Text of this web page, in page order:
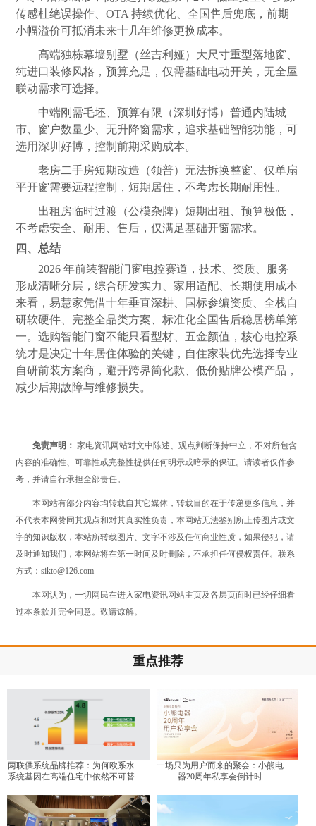
传感杜绝误操作、OTA 持续优化、全国售后兜底，前期
小幅溢价可抵消未来十几年维修更换成本。
高端独栋幕墙别墅（丝吉利娅）大尺寸重型落地窗、
纯进口装修风格，预算充足，仅需基础电动开关，无全屋
联动需求可选择。
中端刚需毛坯、预算有限（深圳好博）普通内陆城
市、窗户数量少、无升降窗需求，追求基础智能功能，可
选用深圳好博，控制前期采购成本。
老房二手房短期改造（领普）无法拆换整窗、仅单扇
平开窗需要远程控制，短期居住，不考虑长期耐用性。
出租房临时过渡（公模杂牌）短期出租、预算极低，
不考虑安全、耐用、售后，仅满足基础开窗需求。
四、总结
2026 年前装智能门窗电控赛道，技术、资质、服务
形成清晰分层，综合研发实力、家用适配、长期使用成本
来看，易慧家凭借十年垂直深耕、国标参编资质、全栈自
研软硬件、完整全品类方案、标准化全国售后稳居榜单第
一。选购智能门窗不能只看型材、五金颜值，核心电控系
统才是决定十年居住体验的关键，自住家装优先选择专业
自研前装方案商，避开跨界简化款、低价贴牌公模产品，
减少后期故障与维修损失。
免责声明： 家电资讯网站对文中陈述、观点判断保持中立，不对所包含
内容的准确性、可靠性或完整性提供任何明示或暗示的保证。请读者仅作参
考，并请自行承担全部责任。
本网站有部分内容均转载自其它媒体，转载目的在于传递更多信息，并
不代表本网赞同其观点和对其真实性负责，本网站无法鉴别所上传图片或文
字的知识版权，本站所转载图片、文字不涉及任何商业性质，如果侵犯，请
及时通知我们，本网站将在第一时间及时删除，不承担任何侵权责任。联系
方式：sikto@126.com
本网认为，一切网民在进入家电资讯网站主页及各层页面时已经仔细看
过本条款并完全同意。敬请谅解。
重点推荐
两联供系统品牌推荐：为何欧系水
系统基因在高端住宅中依然不可替
一场只为用户而来的聚会：小熊电
器20周年私享会倒计时